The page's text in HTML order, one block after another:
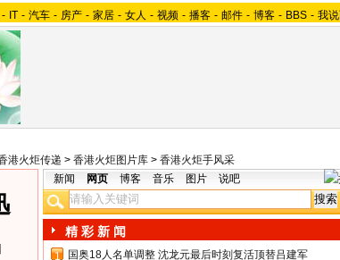
- IT - 汽车 - 房产 - 家居 - 女人 - 视频 - 播客 - 邮件 - 博客 - BBS - 我
港火炬传递 > 香港火炬图片库 > 香港火炬手风采
新闻 网页 博客 音乐 图片 说吧
精 彩 新 闻
1
国奥18人名单调整 沈龙元最后时刻复活顶替吕建军